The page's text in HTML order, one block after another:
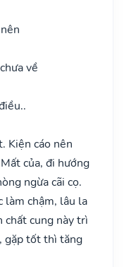
về
Kiện cáo nên
của, đi hướng
ngừa cãi cọ.
chậm, lâu la
chất cung này trì
gặp tốt thì tăng